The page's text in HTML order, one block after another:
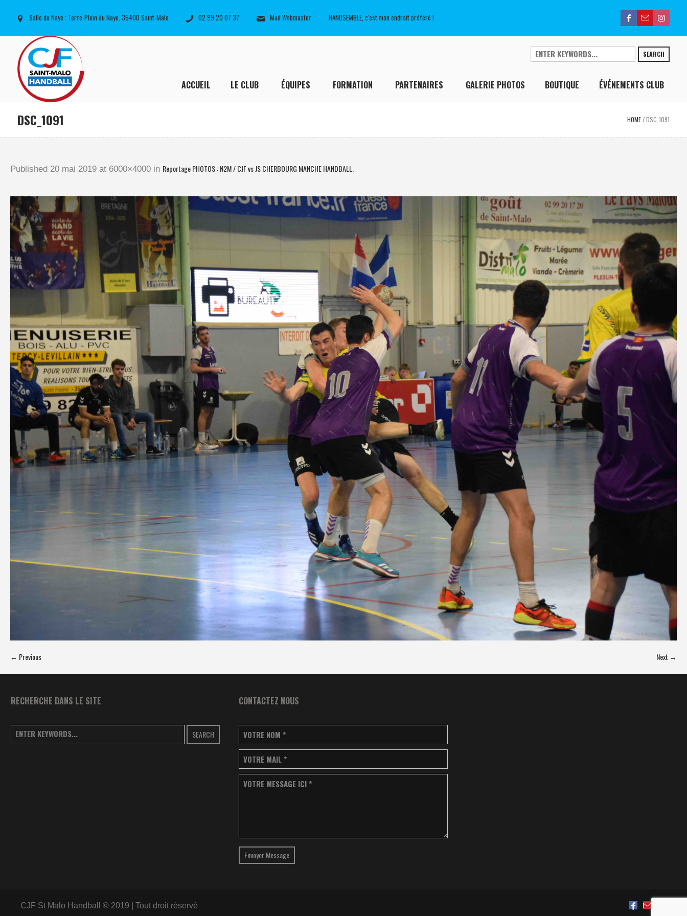
Salle du Naye : Terre-Plein du Naye, 35400 Saint-Malo 02 99 20 07 37 Mail Webmaster HANDSEMBLE, c'est mon endroit préféré !
SEARCH
ACCUEIL LE CLUB ÉQUIPES FORMATION PARTENAIRES GALERIE PHOTOS BOUTIQUE ÉVÉNEMENTS CLUB
DSC_1091 HOME /DSC_1091
Published 20 mai 2019 at 6000×4000 in Reportage PHOTOS : N2M / CJF vs JS CHERBOURG MANCHE HANDBALL .
← Previous Next →
RECHERCHE DANS LE SITE
SEARCH
CONTACTEZ NOUS
VOTRE NOM *
VOTRE MAIL *
VOTRE MESSAGE ICI *
Envoyer Message
CJF St Malo Handball © 2019 | Tout droit réservé